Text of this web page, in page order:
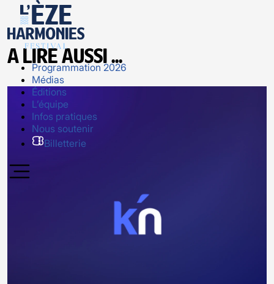
Programmation 2026
Médias
Éditions
L’équipe
Infos pratiques
Nous soutenir
Billetterie
A lire aussi ...